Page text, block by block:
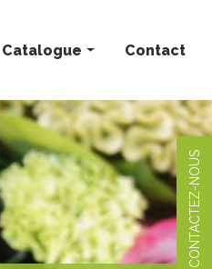
CONTACTEZ-NOUS
Catalogue
Bouquets personnalisés
Compositions florales
Deuil
Mariage
Plantes
Contact